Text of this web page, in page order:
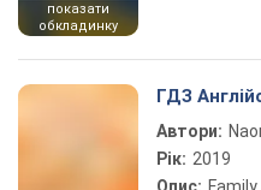
показати
обкладинку
ГДЗ
Автори:
Рік: 2019